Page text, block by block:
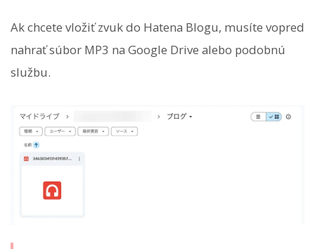
Ak chcete vložiť zvuk do Hatena Blogu, musíte vopred
nahrať súbor MP3 na Google Drive alebo podobnú
službu.